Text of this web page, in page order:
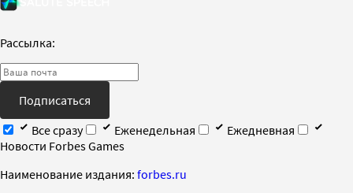
Рассылка:
Подписаться
Все сразу
Еженедельная
Ежедневная
Новости Forbes Games
Наименование издания: forbes.ru